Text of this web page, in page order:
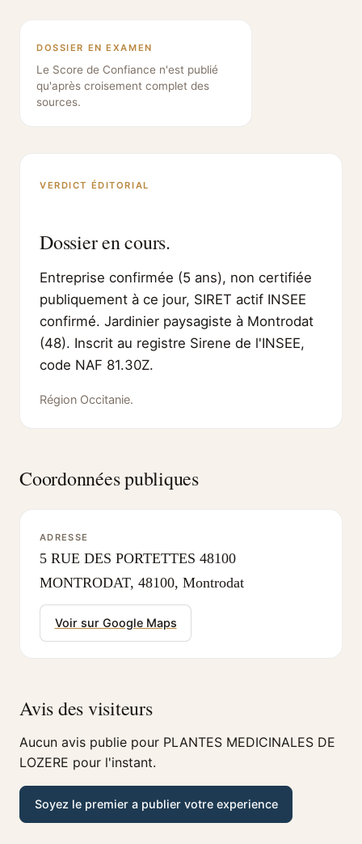
DOSSIER EN EXAMEN
Le Score de Confiance n'est publié
qu'après croisement complet des
sources.
VERDICT ÉDITORIAL
Dossier en cours.
Entreprise confirmée (5 ans), non certifiée
publiquement à ce jour, SIRET actif INSEE
confirmé. Jardinier paysagiste à Montrodat
(48). Inscrit au registre Sirene de l'INSEE,
code NAF 81.30Z.
Région Occitanie.
Coordonnées publiques
ADRESSE
5 RUE DES PORTETTES 48100
MONTRODAT, 48100, Montrodat
Voir sur Google Maps
Avis des visiteurs
Aucun avis publie pour PLANTES MEDICINALES DE
LOZERE pour l'instant.
Soyez le premier a publier votre experience